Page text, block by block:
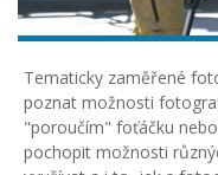
Tematicky zaměřené
poznat možnosti
"poroučím" foťáčku
pochopit možnosti